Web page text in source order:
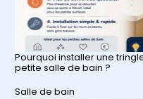
Pourquoi installer une
petite salle de bain ?
Par rapport à
Salle de bain